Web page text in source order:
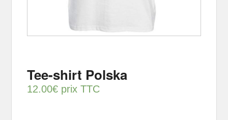
Tee-shirt Polska
12.00€ prix TTC